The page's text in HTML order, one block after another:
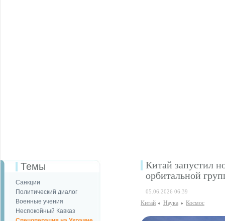
Темы
Санкции
Политический диалог
Военные учения
Неспокойный Кавказ
Китай запустил
орбитальной
05.06.2026 06:39
Китай Наука Космос